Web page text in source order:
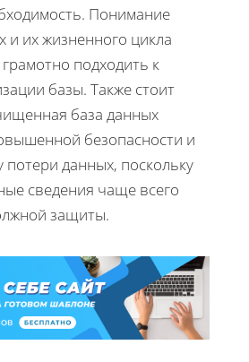
Понимание
и их жизненного цикла
подходить к
базы. Также стоит
база данных
безопасности и
данных, поскольку
сведения чаще всего
защиты.